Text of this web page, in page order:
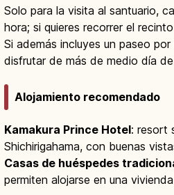
Solo para la visita al santuario,
hora; si quieres recorrer el
Si además incluyes un paseo
disfrutar de más de medio día
Alojamiento recomendado
Kamakura Prince Hotel: resort
Shichirigahama, con buenas
Casas de huéspedes
permiten alojarse en una